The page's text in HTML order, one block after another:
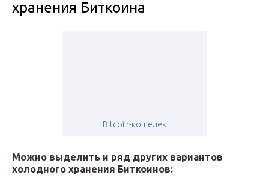
хранения Биткоина
Bitcoin-кошелек
Можно выделить и ряд других вариантов
холодного хранения Биткоинов: